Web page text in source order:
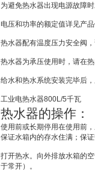
为避免热水器出现电源故障
电压和功率的额定值详见产
热水器配有温度压力安全阀
热水器为承压使用时，请在
给水和热水系统安装完毕后
工业电热水器800L/5千瓦
热水器的操作：
使用前或长期停用在使用前
保证水箱内的存水住满；保
打开热水。向外排放水箱的
于常开）。